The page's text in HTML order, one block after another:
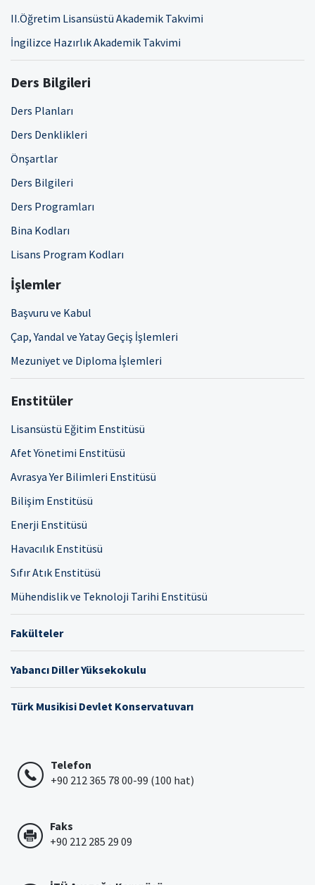
II.Öğretim Lisansüstü Akademik Takvimi
İngilizce Hazırlık Akademik Takvimi
Ders Bilgileri
Ders Planları
Ders Denklikleri
Önşartlar
Ders Bilgileri
Ders Programları
Bina Kodları
Lisans Program Kodları
İşlemler
Başvuru ve Kabul
Çap, Yandal ve Yatay Geçiş İşlemleri
Mezuniyet ve Diploma İşlemleri
Enstitüler
Lisansüstü Eğitim Enstitüsü
Afet Yönetimi Enstitüsü
Avrasya Yer Bilimleri Enstitüsü
Bilişim Enstitüsü
Enerji Enstitüsü
Havacılık Enstitüsü
Sıfır Atık Enstitüsü
Mühendislik ve Teknoloji Tarihi Enstitüsü
Fakülteler
Yabancı Diller Yüksekokulu
Türk Musikisi Devlet Konservatuvarı
Telefon
+90 212 365 78 00-99 (100 hat)
Faks
+90 212 285 29 09